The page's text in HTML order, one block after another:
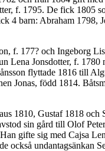
f. 1795. De fick 1805
barn: Abraham 1798,
f. 177? och Ingeborg
Lena Jonsdotter, f.
flyttade 1816 till
Jonas, född 1814.
1810, Gustaf 1818
sin gård till Olof
gifte sig med Cajsa
också undantagsänkan